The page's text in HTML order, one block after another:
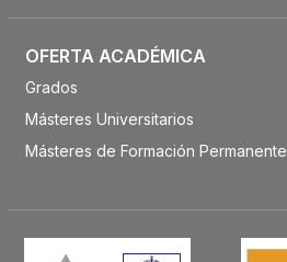
OFERTA ACADÉMICA
Grados
Másteres Universitarios
Másteres de Formación Permanente